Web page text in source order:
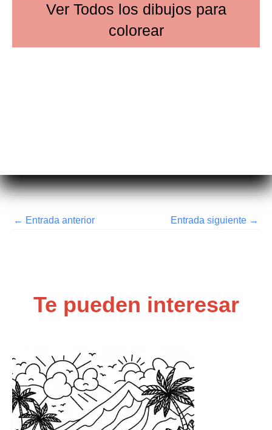
Ver Todos los dibujos para
colorear
← Entrada anterior Entrada siguiente →
Te pueden interesar